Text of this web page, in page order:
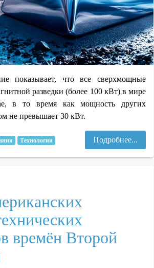
показывает, что все сверхмощные
разведки (более 100 кВт) в мире
в то время как мощность других
не превышает 30 кВт.
Технологии Подробнее...
времён Второй